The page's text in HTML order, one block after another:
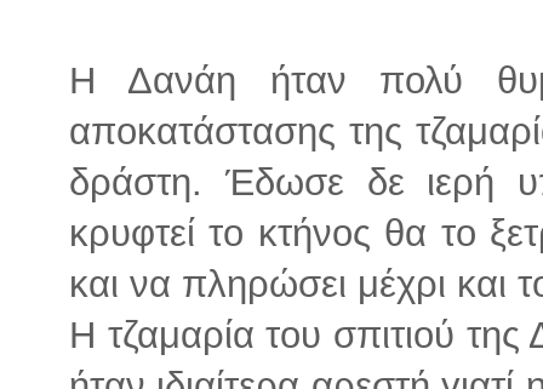
Η Δανάη ήταν πολύ
αποκατάστασης της
δράστη. Έδωσε δε ιερή
κρυφτεί το κτήνος θα το
και να πληρώσει μέχρι και
Η τζαμαρία του σπιτιού